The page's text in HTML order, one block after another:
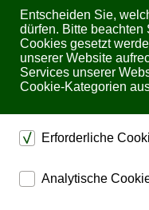
Entscheiden Sie,
dürfen. Bitte beachten
Cookies gesetzt
unserer Website
Services unserer
Cookie-Kategorien
Erforderliche
dienen dem
Website.
Analytische
Armored 8K Ultra
Optic Cable - 20.00m
Bewertung: Noch nicht